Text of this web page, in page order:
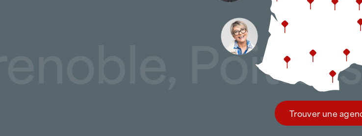
Trouver une
Poitiers,